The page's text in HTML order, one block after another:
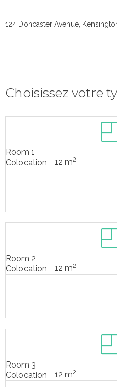
124 Doncaster Avenue,
Choisissez votre
Room 1
Colocation
12 m2
Room 2
Colocation
12 m2
Room 3
Colocation
12 m2